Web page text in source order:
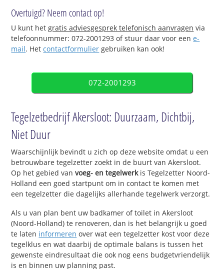
Overtuigd? Neem contact op!
U kunt hetgratis adviesgesprek telefonisch aanvragen via
telefoonnummer: 072-2001293 of stuur daar voor eene-
mail. Hetcontactformulier gebruiken kan ook!
072-2001293
Tegelzetbedrijf Akersloot: Duurzaam, Dichtbij,
Niet Duur
Waarschijnlijk bevindt u zich op deze website omdat u een
betrouwbare tegelzetter zoekt in de buurt van Akersloot.
Op het gebied van voeg- en tegelwerkis Tegelzetter Noord-
Holland een goed startpunt om in contact te komen met
een tegelzetter die dagelijks allerhande tegelwerk verzorgt.
Als u van plan bent uw badkamer of toilet in Akersloot
(Noord-Holland) te renoveren, dan is het belangrijk u goed
te laten informeren over wat een tegelzetter kost voor deze
tegelklus en wat daarbij de optimale balans is tussen het
gewenste eindresultaat die ook nog eens budgetvriendelijk
is en binnen uw planning past.